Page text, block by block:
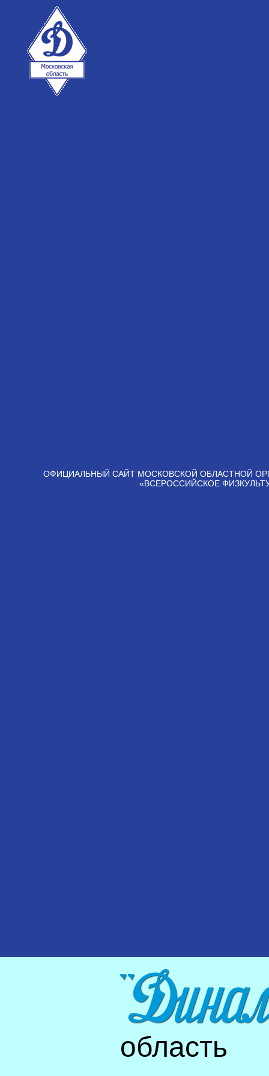
ОФИЦИАЛЬНЫЙ САЙТ МОСКОВСКОЙ ОБЛАСТНОЙ
«ВСЕРОССИЙСКОЕ
область